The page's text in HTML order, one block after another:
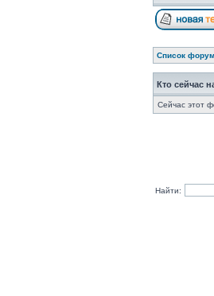
Список
Кто сейчас
Сейчас этот
Найти: